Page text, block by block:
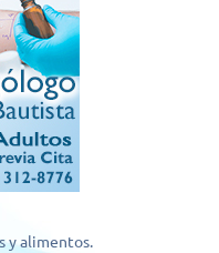
y alimentos.